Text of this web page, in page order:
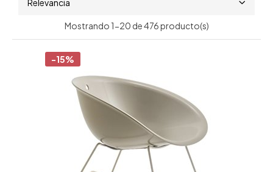
Relevancia
Mostrando 1-20 de 476 producto(s)
-15%